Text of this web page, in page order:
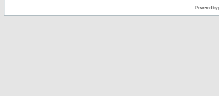
Powered by